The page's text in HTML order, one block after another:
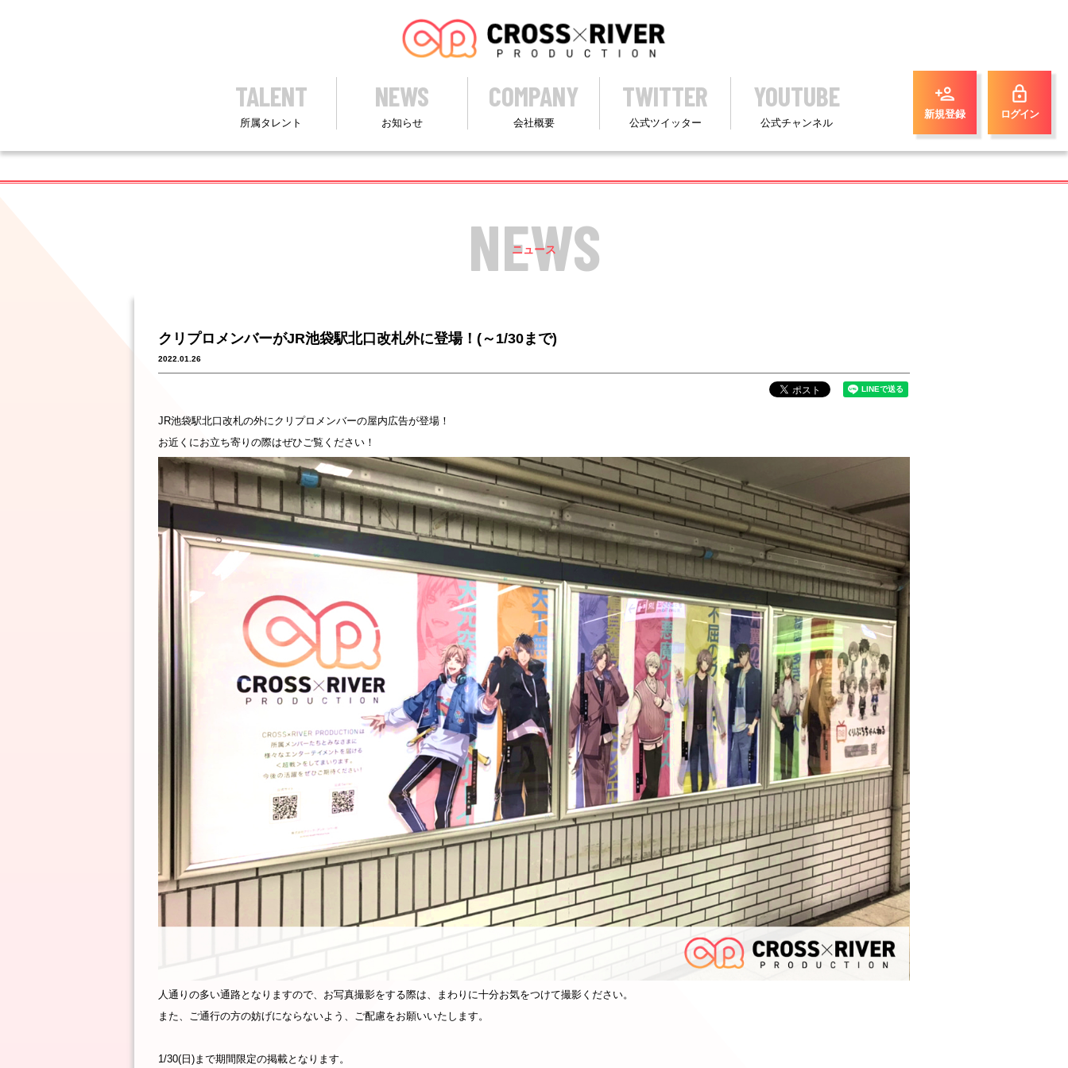
TALENT
所属タレント
NEWS
お知らせ
COMPANY
会社概要
TWITTER
公式ツイッター
YOUTUBE
公式チャンネル
person_add
新規登録
lock
ログイン
NEWS
ニュース
クリプロメンバーがJR池袋駅北口改札外に登場！(～1/30まで)
2022.01.26
JR池袋駅北口改札の外にクリプロメンバーの屋内広告が登場！
お近くにお立ち寄りの際はぜひご覧ください！
人通りの多い通路となりますので、お写真撮影をする際は、まわりに十分お気をつけて撮影ください。
また、ご通行の方の妨げにならないよう、ご配慮をお願いいたします。
1/30(日)まで期間限定の掲載となります。